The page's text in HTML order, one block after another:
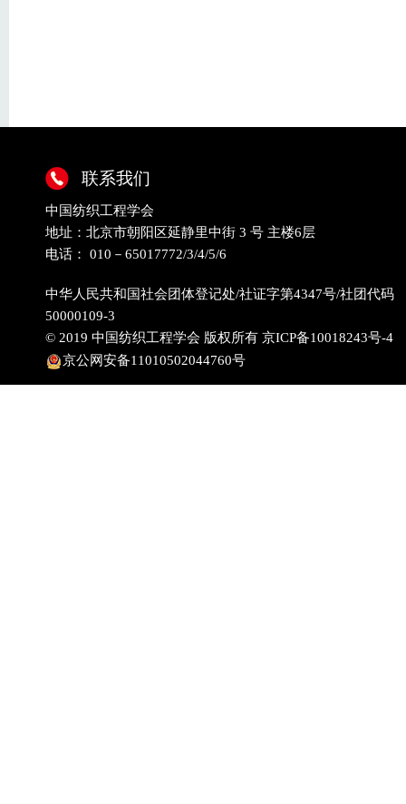
联系我们
中国纺织工程学会
地址：北京市朝阳区延静里中街 3 号 主楼6层
电话： 010－65017772/3/4/5/6
中华人民共和国社会团体登记处/社证字第4347号/社团代码
50000109-3
© 2019 中国纺织工程学会 版权所有 京ICP备10018243号-4
京公网安备11010502044760号